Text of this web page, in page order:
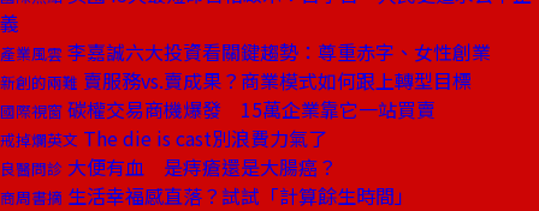
義
產業風雲 李嘉誠六大投資看關鍵趨勢：尊重赤字、女性創業
新創的兩難 賣服務vs.賣成果？商業模式如何跟上轉型目標
國際視窗 碳權交易商機爆發 15萬企業靠它一站買賣
戒掉爛英文 The die is cast別浪費力氣了
良醫問診 大便有血 是痔瘡還是大腸癌？
商周書摘 生活幸福感直落？試試「計算餘生時間」